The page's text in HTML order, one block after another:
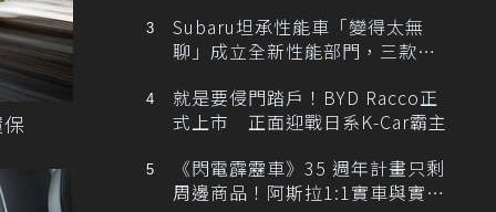
Subaru坦承性能車「變得太無
聊」成立全新性能部門，三款手
就是要侵門踏戶！BYD Racco正
式上市 正面迎戰日系K-Car霸主
《閃電霹靂車》35 週年計畫只剩
周邊商品！阿斯拉1:1實車與實體